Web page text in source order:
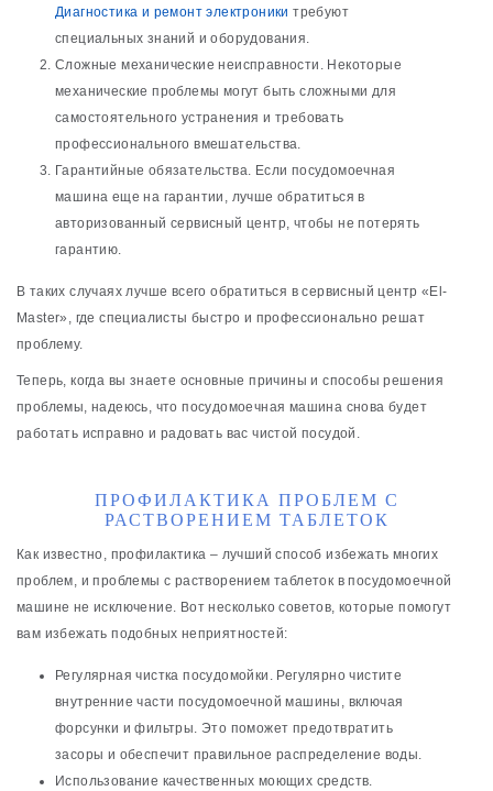
Диагностика и ремонт электроники требуют
специальных знаний и оборудования.
Сложные механические неисправности. Некоторые
механические проблемы могут быть сложными для
самостоятельного устранения и требовать
профессионального вмешательства.
Гарантийные обязательства. Если посудомоечная
машина еще на гарантии, лучше обратиться в
авторизованный сервисный центр, чтобы не потерять
гарантию.
В таких случаях лучше всего обратиться в сервисный центр «El-
Master», где специалисты быстро и профессионально решат
проблему.
Теперь, когда вы знаете основные причины и способы решения
проблемы, надеюсь, что посудомоечная машина снова будет
работать исправно и радовать вас чистой посудой.
ПРОФИЛАКТИКА ПРОБЛЕМ С
РАСТВОРЕНИЕМ ТАБЛЕТОК
Как известно, профилактика – лучший способ избежать многих
проблем, и проблемы с растворением таблеток в посудомоечной
машине не исключение. Вот несколько советов, которые помогут
вам избежать подобных неприятностей:
Регулярная чистка посудомойки. Регулярно чистите
внутренние части посудомоечной машины, включая
форсунки и фильтры. Это поможет предотвратить
засоры и обеспечит правильное распределение воды.
Использование качественных моющих средств.